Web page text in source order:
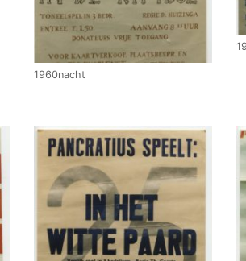
1960nacht